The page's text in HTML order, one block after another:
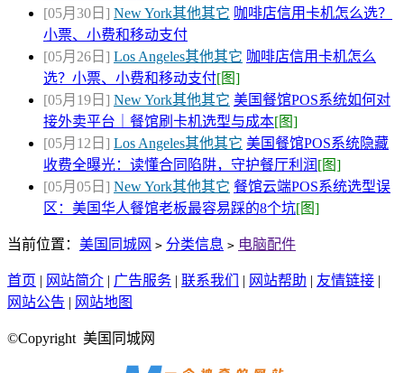
[05月30日] New York其他其它 咖啡店信用卡机怎么选？
小票、小费和移动支付
[05月26日] Los Angeles其他其它 咖啡店信用卡机怎么
选？小票、小费和移动支付[图]
[05月19日] New York其他其它 美国餐馆POS系统如何对
接外卖平台｜餐馆刷卡机选型与成本[图]
[05月12日] Los Angeles其他其它 美国餐馆POS系统隐藏
收费全曝光：读懂合同陷阱，守护餐厅利润 [图]
[05月05日] New York其他其它 餐馆云端POS系统选型误
区：美国华人餐馆老板最容易踩的8个坑[图]
当前位置： 美国同城网 > 分类信息 > 电脑配件
首页 | 网站简介 | 广告服务 | 联系我们 | 网站帮助 | 友情链接 |
网站公告 | 网站地图
©Copyright 美国同城网